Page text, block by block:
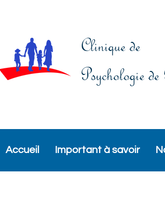
Clinique de
Psychologie
Accueil Important à savoir